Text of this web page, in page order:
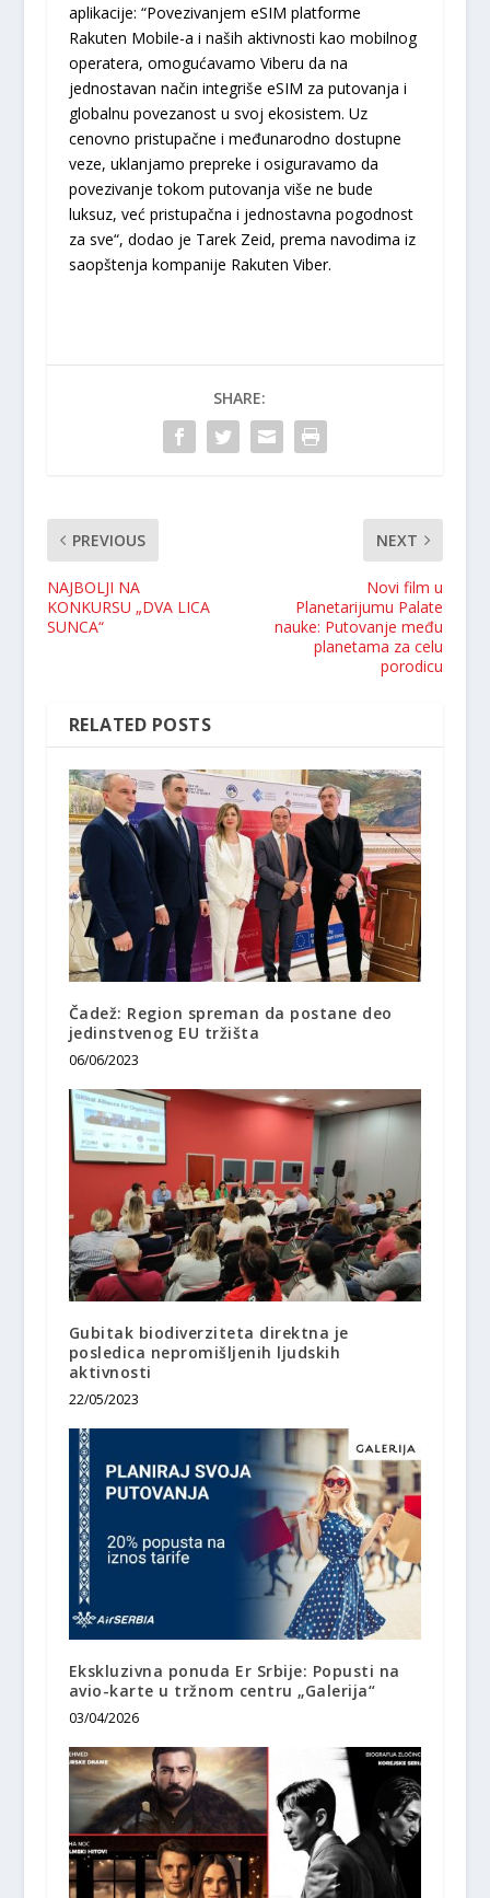
aplikacije: “Povezivanjem eSIM platforme
Rakuten Mobile-a i naših aktivnosti kao mobilnog
operatera, omogućavamo Viberu da na
jednostavan način integriše eSIM za putovanja i
globalnu povezanost u svoj ekosistem. Uz
cenovno pristupačne i međunarodno dostupne
veze, uklanjamo prepreke i osiguravamo da
povezivanje tokom putovanja više ne bude
luksuz, već pristupačna i jednostavna pogodnost
za sve“, dodao je Tarek Zeid, prema navodima iz
saopštenja kompanije Rakuten Viber.
SHARE:
PREVIOUS
NAJBOLJI NA
KONKURSU „DVA LICA
SUNCA“
NEXT
Novi film u
Planetarijumu Palate
nauke: Putovanje među
planetama za celu
porodicu
RELATED POSTS
Čadež: Region spreman da postane deo
jedinstvenog EU tržišta
06/06/2023
Gubitak biodiverziteta direktna je
posledica nepromišljenih ljudskih
aktivnosti
22/05/2023
Ekskluzivna ponuda Er Srbije: Popusti na
avio-karte u tržnom centru „Galerija“
03/04/2026